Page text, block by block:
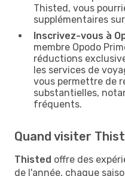
Thisted, vous
supplémentaires
Inscrivez-vous à
membre Opodo
réductions
les services de
vous permettre de
substantielles,
fréquents.
Quand visiter
Thisted offre des
de l'année, chaque